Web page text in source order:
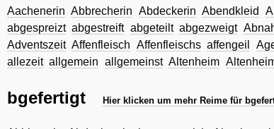
Aachenerin Abbrecherin Abdeckerin Abendkleid
abgespreizt abgestreift abgeteilt abgezweigt
Adventszeit Affenfleisch Affenfleischs affengeil
allezeit allgemein allgemeinst Altenheim
bgefertigt Hier klicken um mehr Reime für